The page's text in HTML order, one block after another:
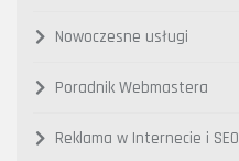
Nowoczesne usługi
Poradnik Webmastera
Reklama w Internecie i SEO